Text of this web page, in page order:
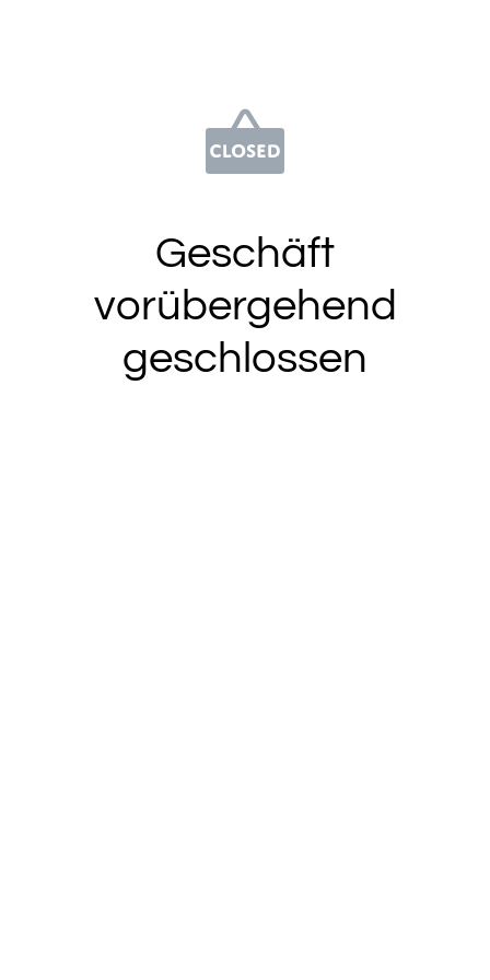
Geschäft
vorübergehend
geschlossen